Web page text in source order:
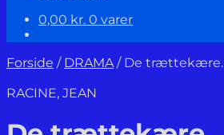
0,00 kr. 0 varer
Forside / DRAMA/ De trættekære.
RACINE, JEAN